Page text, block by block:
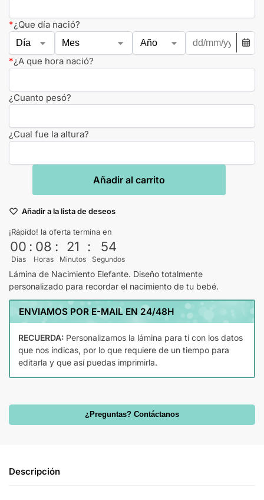
*¿Que día nació?
*¿A que hora nació?
¿Cuanto pesó?
¿Cual fue la altura?
Añadir al carrito
Añadir a la lista de deseos
¡Rápido! la oferta termina en
00
Dias
: 08
Horas
: 21
Minutos
: 53
Segundos
Lámina de Nacimiento Elefante. Diseño totalmente
personalizado para recordar el nacimiento de tu bebé.
ENVIAMOS POR E-MAIL EN 24/48H
RECUERDA: Personalizamos la lámina para ti con los datos
que nos indicas, por lo que requiere de un tiempo para
editarla y que así puedas imprimirla.
¿Preguntas? Contáctanos
Descripción